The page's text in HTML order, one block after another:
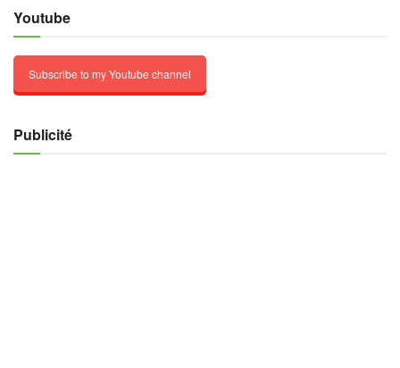
Youtube
Subscribe to my Youtube channel
Publicité